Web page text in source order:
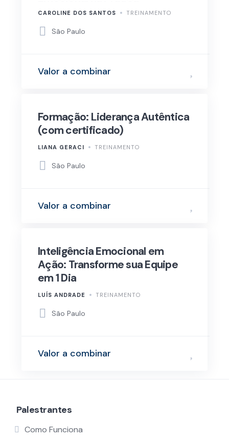
CAROLINE DOS SANTOS TREINAMENTO
São Paulo
Valor a combinar
Formação: Liderança Autêntica
(com certificado)
LIANA GERACI TREINAMENTO
São Paulo
Valor a combinar
Inteligência Emocional em
Ação: Transforme sua Equipe
em 1 Dia
LUÍS ANDRADE TREINAMENTO
São Paulo
Valor a combinar
Palestrantes
Como Funciona